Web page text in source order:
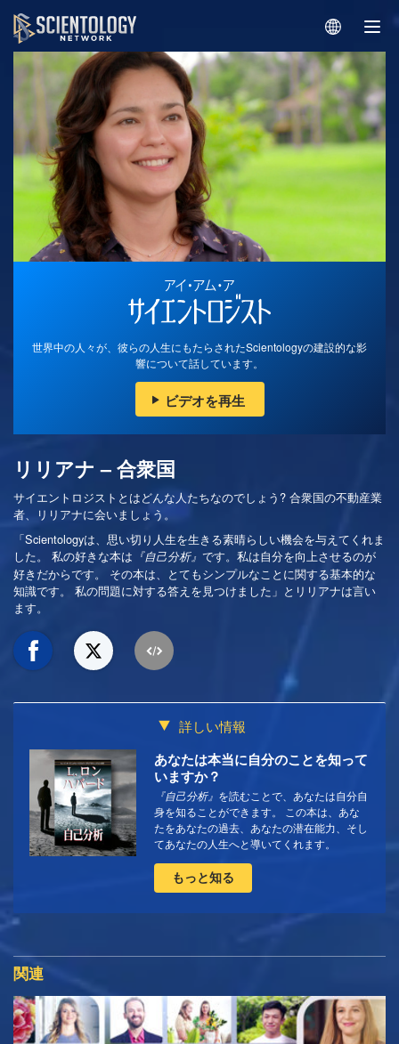
世界中の人々が、彼らの人生にもたらされたScientologyの建設的な影
響について話しています。
ビデオを再生
リリアナ – 合衆国
サイエントロジストとはどんな人たちなのでしょう? 合衆国の不動産業
者、リリアナに会いましょう。
「Scientologyは、思い切り人生を生きる素晴らしい機会を与えてくれま
した。 私の好きな本は 『自己分析』 です。私は自分を向上させるのが
好きだからです。 その本は、とてもシンプルなことに関する基本的な
知識です。 私の問題に対する答えを見つけました」とリリアナは言い
ます。
詳しい情報
あなたは本当に自分のことを知って
いますか？
『自己分析』 を読むことで、あなたは自分自
身を知ることができます。 この本は、あな
たをあなたの過去、あなたの潜在能力、そし
てあなたの人生へと導いてくれます。
もっと知る
関連